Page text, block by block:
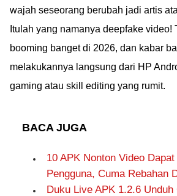
wajah seseorang berubah jadi artis
Itulah yang namanya deepfake video!
booming banget di 2026, dan kabar
melakukannya langsung dari HP
gaming atau skill editing yang rumit.
BACA JUGA
10 APK Nonton Video
Pengguna, Cuma Rebahan
Duku Live APK 1.2.6